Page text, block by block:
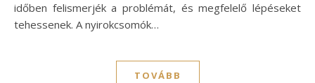
időben felismerjék a problémát, és megfelelő lépéseket
tehessenek. A nyirokcsomók…
TOVÁBB